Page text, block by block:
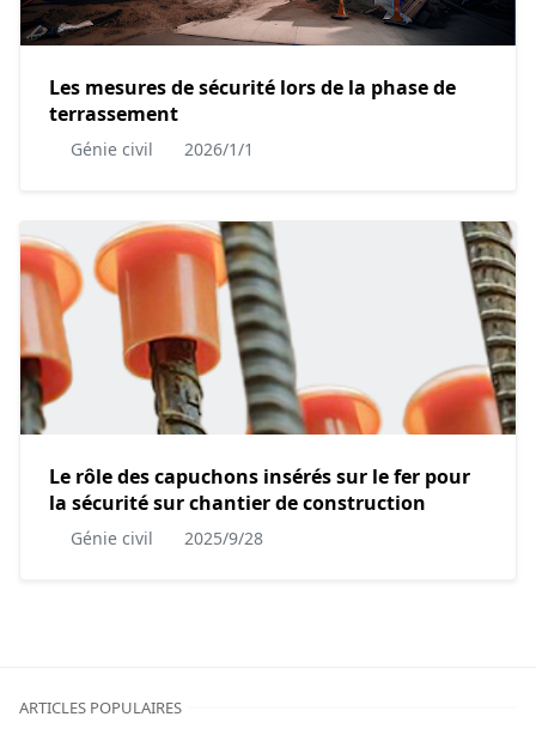
Les mesures de sécurité lors de la phase de
terrassement
Génie civil 2026/1/1
Le rôle des capuchons insérés sur le fer pour
la sécurité sur chantier de construction
Génie civil 2025/9/28
ARTICLES POPULAIRES